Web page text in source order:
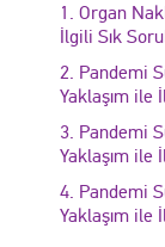
1. Organ
İlgili Sık
2. Pandemi
Yaklaşım ile
3. Pandemi
Yaklaşım ile
4. Pandemi
Yaklaşım ile